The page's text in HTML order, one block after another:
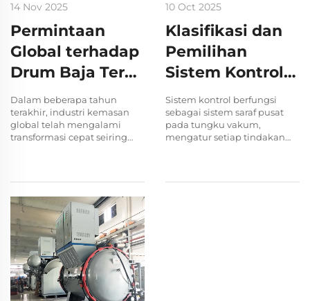
14 Nov 2025
Permintaan
Global terhadap
Drum Baja Terus
Meningkat:
Mengapa
Pembeli Industri
Berkekuatan
Tinggi
Dalam beberapa tahun
terakhir, industri kemasan
global telah mengalami
transformasi cepat seiring
keberlanjutan, dan efisiensi
biaya. Di antara berbagai
kemasan industri...
10 Oct 2025
Klasifikasi dan
Pemilihan
Sistem Kontrol
Tungku Vakum
Sistem kontrol berfungsi
sebagai sistem saraf pusat
pada tungku vakum,
mengatur setiap tindakan